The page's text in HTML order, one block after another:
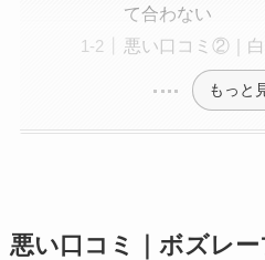
て合わない
悪い口コミ②｜
もっと
悪い口コミ｜ボズレ